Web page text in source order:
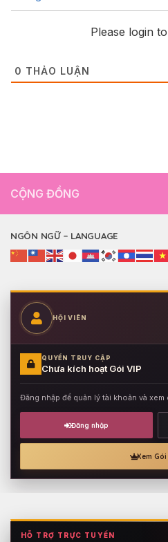
Please login
0 THẢO LUẬN
CỘNG ĐỒNG
NGÔN NGỮ – LANGUAGE
HỘI VIÊN
QUYỀN TRUY CẬP
Chưa kích hoạt Gói VIP
Đăng nhập để quản lý tài khoản và
Đăng nhập
Xem Gói
HỖ TRỢ TRỰC TUYẾN